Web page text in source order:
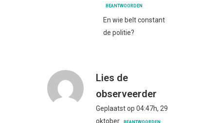
BEANTWOORDEN
En wie belt constant
de politie?
Lies de
observeerder
Geplaatst op 04:47h, 29
oktober